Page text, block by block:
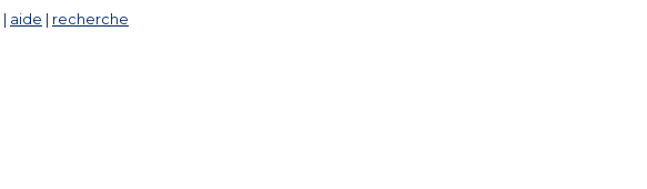
aide recherche